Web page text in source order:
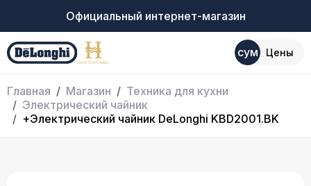
Официальный интернет-магазин
сум Цены
Главная Магазин
Техника для кухни
Электрический чайник
+Электрический чайник DeLonghi KBD2001.BK